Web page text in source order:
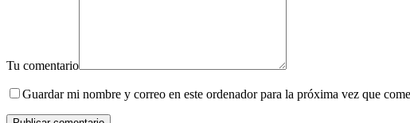
Tu comentario
Guardar mi nombre y correo en este ordenador para la próxima vez que